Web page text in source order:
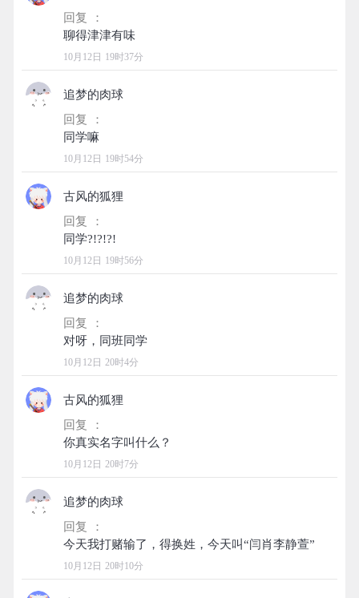
回复 ：
10月12日 19时37分
追梦的肉球
回复 ：
10月12日 19时54分
古风的狐狸
回复 ：
10月12日 19时56分
追梦的肉球
回复 ：
10月12日 20时4分
古风的狐狸
回复 ：
10月12日 20时7分
追梦的肉球
回复 ：
10月12日 20时10分